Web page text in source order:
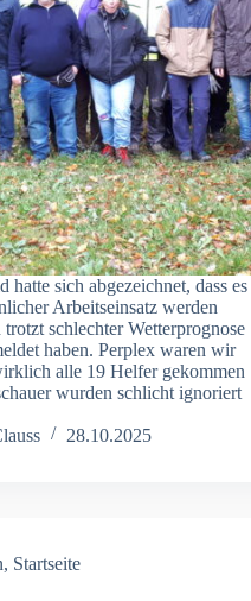
hatte sich abgezeichnet, dass es
Arbeitseinsatz werden
schlechter Wetterprognose
haben. Perplex waren wir
alle 19 Helfer gekommen
wurden schlicht ignoriert
28.10.2025
, Startseite